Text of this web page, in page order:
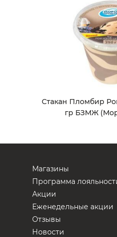
Стакан Пломбир
гр БЗМЖ
Магазины
Программа
Акции
Еженедельные акции
Отзывы
Новости